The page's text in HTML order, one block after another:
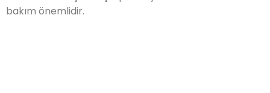
bakım önemlidir.